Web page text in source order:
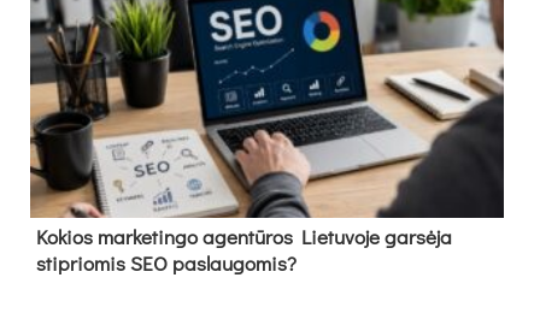
Kokios marketingo agentūros Lietuvoje garsėja
stipriomis SEO paslaugomis?